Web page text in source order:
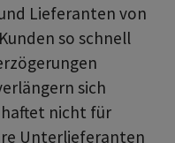
Lieferanten von
so schnell
sich
nicht für
Unterlieferanten